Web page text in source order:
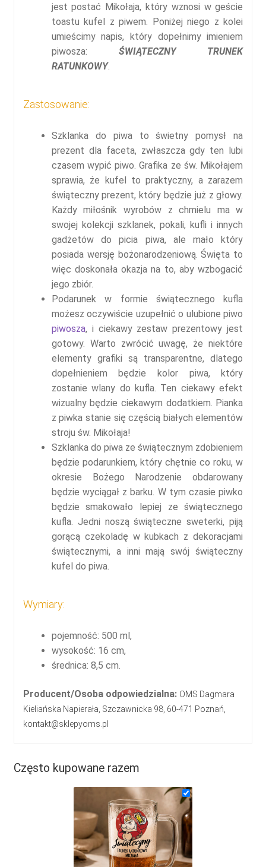
jest postać Mikołaja, który wznosi w geście
toastu kufel z piwem. Poniżej niego z kolei
umieścimy napis, który dopełnimy imieniem
piwosza: ŚWIĄTECZNY TRUNEK
RATUNKOWY.
Zastosowanie:
Szklanka do piwa to świetny pomysł na
prezent dla faceta, zwłaszcza gdy ten lubi
czasem wypić piwo. Grafika ze św. Mikołajem
sprawia, że kufel to praktyczny, a zarazem
świąteczny prezent, który będzie już z głowy.
Każdy miłośnik wyrobów z chmielu ma w
swojej kolekcji szklanek, pokali, kufli i innych
gadżetów do picia piwa, ale mało który
posiada wersję bożonarodzeniową. Święta to
więc doskonała okazja na to, aby wzbogacić
jego zbiór.
Podarunek w formie świątecznego kufla
możesz oczywiście uzupełnić o ulubione piwo
piwosza, i ciekawy zestaw prezentowy jest
gotowy. Warto zwrócić uwagę, że niektóre
elementy grafiki są transparentne, dlatego
dopełnieniem będzie kolor piwa, który
zostanie wlany do kufla. Ten ciekawy efekt
wizualny będzie ciekawym dodatkiem. Pianka
z piwka stanie się częścią białych elementów
stroju św. Mikołaja!
Szklanka do piwa ze świątecznym zdobieniem
będzie podarunkiem, który chętnie co roku, w
okresie Bożego Narodzenie obdarowany
będzie wyciągał z barku. W tym czasie piwko
będzie smakowało lepiej ze świątecznego
kufla. Jedni noszą świąteczne sweterki, piją
gorącą czekoladę w kubkach z dekoracjami
świątecznymi, a inni mają swój świąteczny
kufel do piwa.
Wymiary:
pojemność: 500 ml,
wysokość: 16 cm,
średnica: 8,5 cm.
Producent/Osoba odpowiedzialna: OMS Dagmara
Kieliańska Napierała, Szczawnicka 98, 60-471 Poznań,
kontakt@sklepyoms.pl
Często kupowane razem